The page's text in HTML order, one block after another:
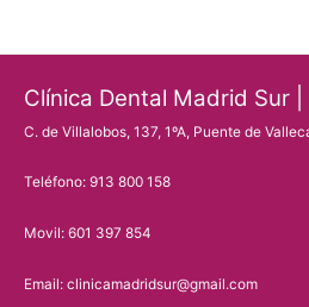
Clínica Dental Madrid Sur |
C. de Villalobos, 137, 1ºA, Puente de
Teléfono: 913 800 158
Movil: 601 397 854
Email: clinicamadridsur@gmail.com